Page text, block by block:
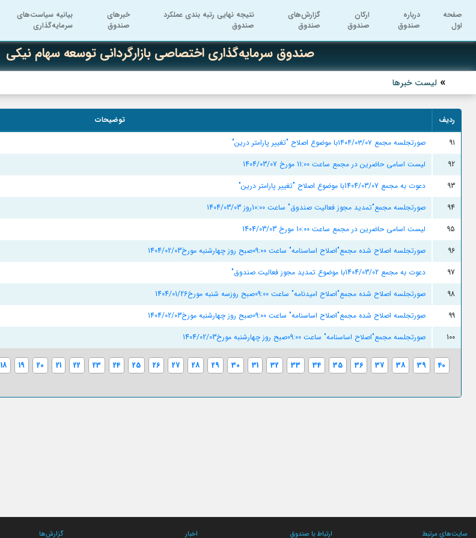
صفحه
اول
درباره
صندوق
ارکان
صندوق
گزارش‌های
صندوق
نتیجه نهایی رتبه بندی عملکرد
صندوق
خبرهای
صندوق
بیانیه سیاست‌های
سرمایه‌گذاری
صندوق سرمایه‌گذاری اختصاصی بازارگردانی توسعه سهام نیکی
لیست خبرها
ردیف توضیحات
91
صورتجلسه مجمع ۱۴۰۴/۰۳/۰۷با موضوع اصلاح "تغییر پارامتر درین"
92
لیست اسامی حاضرین در مجمع ساعت 11:00 مورخ 1404/03/07
93
دعوت به مجمع 1404/03/07با موضوع اصلاح "تغییر پارامتر درین"
94
صورتجلسه مجمع"تمدید مجوز فعالیت صندوق" ساعت 10:00روز 1404/03/03
95
لیست اسامی حاضرین در مجمع ساعت 10:00 مورخ 1404/03/03
96
صورتجلسه اصلاح شده مجمع"اصلاح اساسنامه" ساعت 09:00صبح روز چهارشنبه مورخ1404/02/03
97
دعوت به مجمع 1404/03/02با موضوع تمدید مجوز فعالیت صندوق"
98
صورتجلسه اصلاح شده مجمع"اصلاح امیدنامه" ساعت 09:00صبح روزسه شنبه مورخ1404/01/26
99
صورتجلسه اصلاح شده مجمع"اصلاح اساسنامه" ساعت 09:00صبح روز چهارشنبه مورخ1404/02/03
100
صورتجلسه مجمع"اصلاح اساسنامه" ساعت 09:00صبح روز چهارشنبه مورخ1404/02/03
18 19 20 21 22 23 24 25 26 27 28 29 30 31 32 33 34 35 36 37 38 39
40
سایت‌های مرتبط ارتباط با صندوق اخبار گزارش‌ها